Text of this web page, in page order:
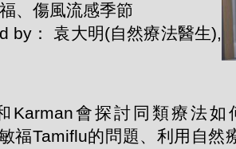
、傷風流感季節
by： 袁大明(自然療法醫生),
Karman會探討同類療法如
福Tamiflu的問題、利用自然